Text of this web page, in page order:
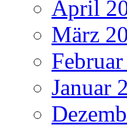
April
März
Januar